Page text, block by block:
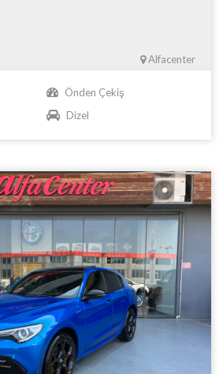
Alfacenter
Önden Çekiş
Dizel